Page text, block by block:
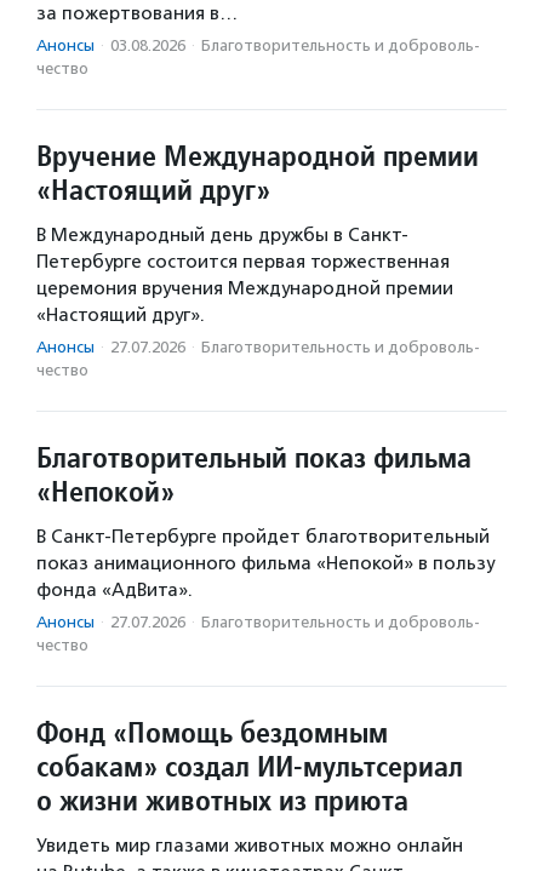
за пожертвования в…
Анонсы · 03.08.2026 · Благотвори­тель­ность и доброволь­
чест­во
Вручение Международной премии
«Настоящий друг»
В Международный день дружбы в Санкт-
Петербурге состоится первая торжественная
церемония вручения Международной премии
«Настоящий друг».
Анонсы · 27.07.2026 · Благотвори­тель­ность и доброволь­
чест­во
Благотворительный показ фильма
«Непокой»
В Санкт-Петербурге пройдет благотворительный
показ анимационного фильма «Непокой» в пользу
фонда «АдВита».
Анонсы · 27.07.2026 · Благотвори­тель­ность и доброволь­
чест­во
Фонд «Помощь бездомным
собакам» создал ИИ‑мультсериал
о жизни животных из приюта
Увидеть мир глазами животных можно онлайн